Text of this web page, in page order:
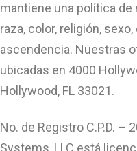
mantiene una política
raza, color, religión,
ascendencia. Nuestras
ubicadas en 4000
Hollywood, FL 33021.
No. de Registro C.P.D. –
Systems, LLC está